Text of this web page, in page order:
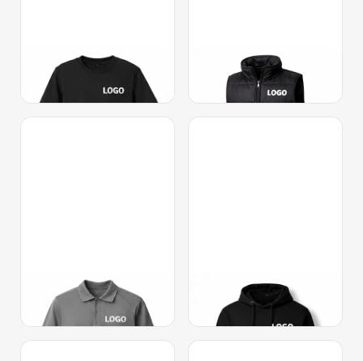
Футболки Жилети
Поло Худі